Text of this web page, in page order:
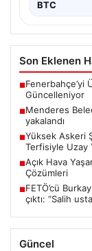
BTC
Son Eklenen
■Fenerbahçe’yi
Güncelleniyor
■Menderes
yakalandı
■Yüksek Askeri
Terfisiyle Uzay
■Açık Hava
Çözümleri
■FETÖ’cü
çıktı: “Salih
Güncel